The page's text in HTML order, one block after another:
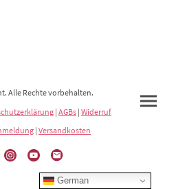
Alle Rechte vorbehalten.
| AGBs | Widerruf
| Versandkosten
German